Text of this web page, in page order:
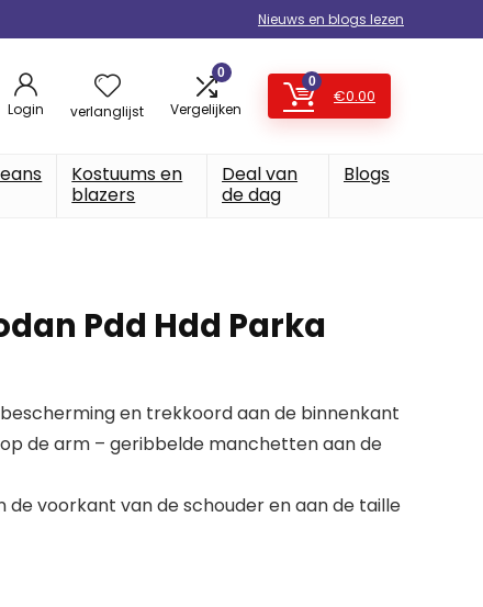
Nieuws en blogs lezen
Login verlanglijst
0
Vergelijken
0
€0.00
Kostuums en
blazers
Deal van
de dag
Blogs
Pdd Hdd Parka
en trekkoord aan de binnenkant
de arm – geribbelde manchetten aan de
de voorkant van de schouder en aan de taille